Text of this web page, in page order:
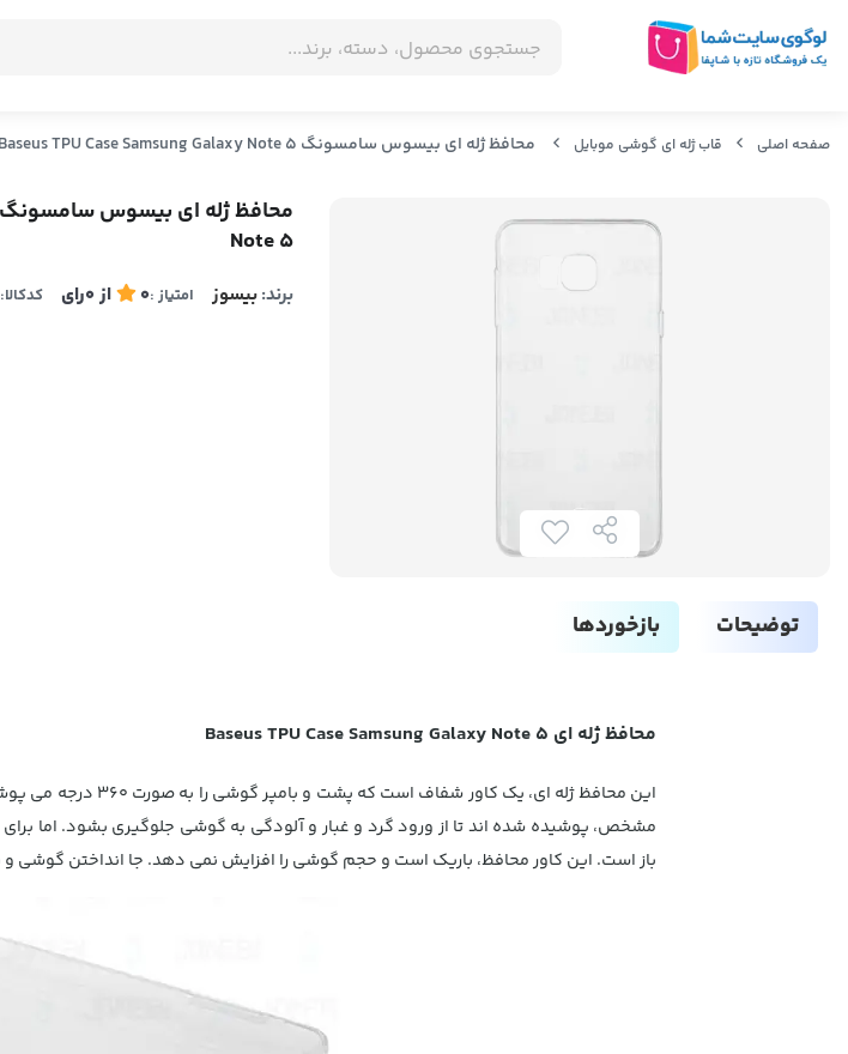
صفحه اصلی قاب ژله ای گوشی موبایل محافظ ژله ای بیسوس سامسونگ Baseus TPU Case Samsung Galaxy Note 5
Note 5
برند:بیسوز امتیاز :0 از 0رای کدکالا:
توضیحات بازخوردها
محافظ ژله ای Baseus TPU Case Samsung Galaxy Note 5
این محافظ ژله ای،
مشخص، پوشیده شده اند تا از ورود گرد و غبار و آلودگی به گوشی جلوگیری بشود. اما
باز است. این کاور محافظ، باریک است و حجم گوشی را افزایش نمی دهد. جا انداختن گوشی